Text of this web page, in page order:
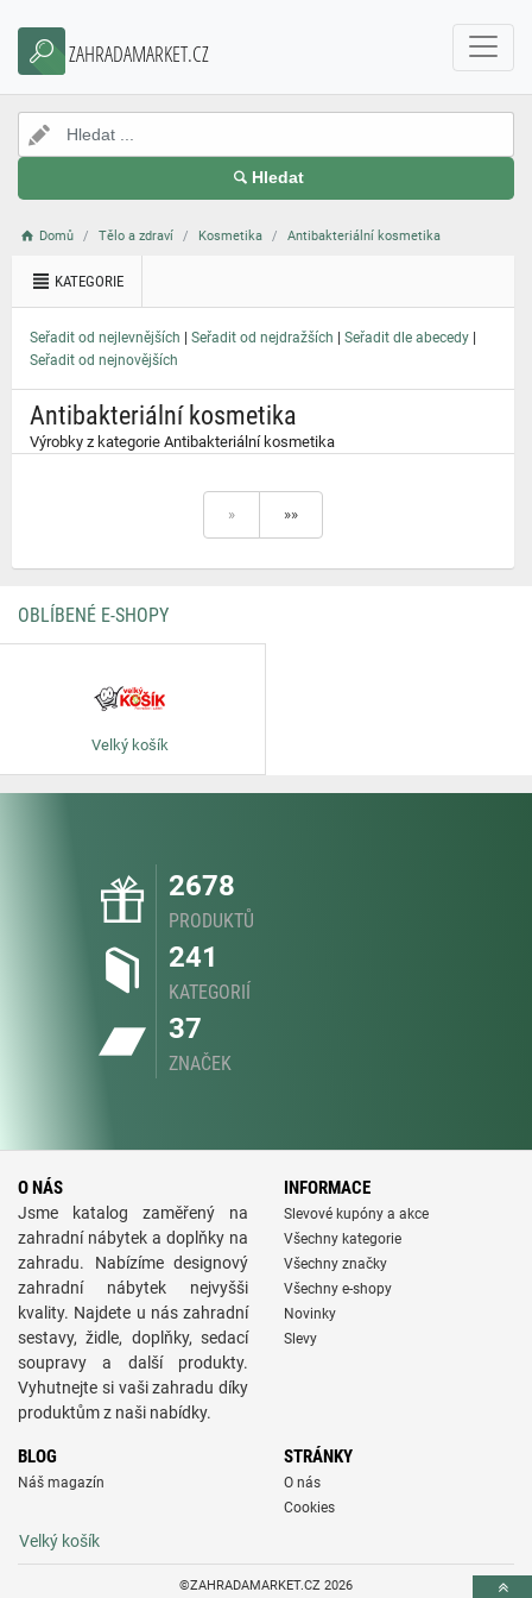
ZAHRADAMARKET.CZ
Hledat
Domů Tělo a zdraví Kosmetika Antibakteriální kosmetika
KATEGORIE
Seřadit od nejlevnějších | Seřadit od nejdražších | Seřadit dle abecedy |
Seřadit od nejnovějších
Antibakteriální kosmetika
Výrobky z kategorie Antibakteriální kosmetika
» »»
OBLÍBENÉ E-SHOPY
Velký košík
2678
PRODUKTŮ
241
KATEGORIÍ
37
ZNAČEK
O NÁS
Jsme katalog zaměřený na
zahradní nábytek a doplňky na
zahradu. Nabízíme designový
zahradní nábytek nejvyšši
kvality. Najdete u nás zahradní
sestavy, židle, doplňky, sedací
soupravy a další produkty.
Vyhutnejte si vaši zahradu díky
produktům z naši nabídky.
INFORMACE
Slevové kupóny a akce
Všechny kategorie
Všechny značky
Všechny e-shopy
Novinky
Slevy
BLOG
Náš magazín
STRÁNKY
O nás
Cookies
Velký košík
©ZAHRADAMARKET.CZ 2026